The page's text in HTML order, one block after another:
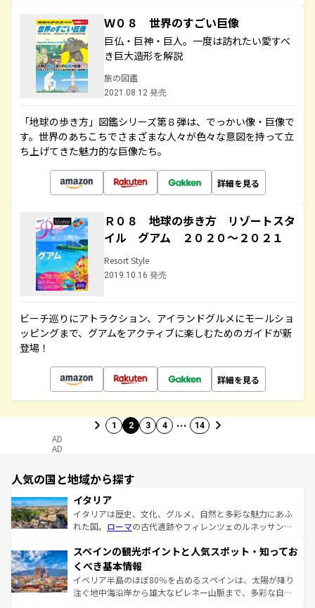
Ｗ０８ 世界のすごい巨像
巨仏・巨神・巨人。一度は訪れたい愛すべ
き巨大造形を解説
旅の図鑑
2021.08.12 発売
「地球の歩き方」図鑑シリーズ第８弾は、でっかい像・巨像で
す。世界のあちこちでさまざまな人々が色々な意図を持って立
ち上げてきた魅力的な巨像たち。
詳細を見る
Ｒ０８ 地球の歩き方 リゾートスタ
イル グアム ２０２０～２０２１
Resort Style
2019.10.16 発売
ビーチ巡りにアトラクション、アイランドグルメにモールショ
ッピングまで、グアムをアクティブに楽しむためのガイドが新
登場！
詳細を見る
1 2 3 4 … 14
AD
AD
人気の国と地域から探す
イタリア
イタリアは歴史、文化、グルメ、自然と多彩な魅力にあふ
れた国。 ローマの古代遺跡やフィレンツェのルネッサンス
ろん、トスカーナの美しい田園風景やアマルフィ海岸の絶
景など、自然景観も見逃せない。観光の合間には、本場の
ピザやパスタなど、絶品のイタリア料理を堪能することも
できる。朝目覚めてから夜眠るまで、すべての瞬間を楽し
スペインの観光ポイントと人気スポット・知ってお
くべき基本情報
イベリア半島のほぼ80％を占めるスペインは、太陽が降り
注ぐ地中海沿岸から雄大なピレネー山脈まで、多彩な自然